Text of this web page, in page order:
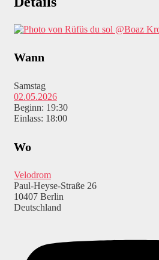
@Boaz
Wann
Samstag
02.05.2026
Beginn: 19:30
Einlass: 18:00
Wo
Velodrom
Paul-Heyse-Straße 26
10407 Berlin
Deutschland